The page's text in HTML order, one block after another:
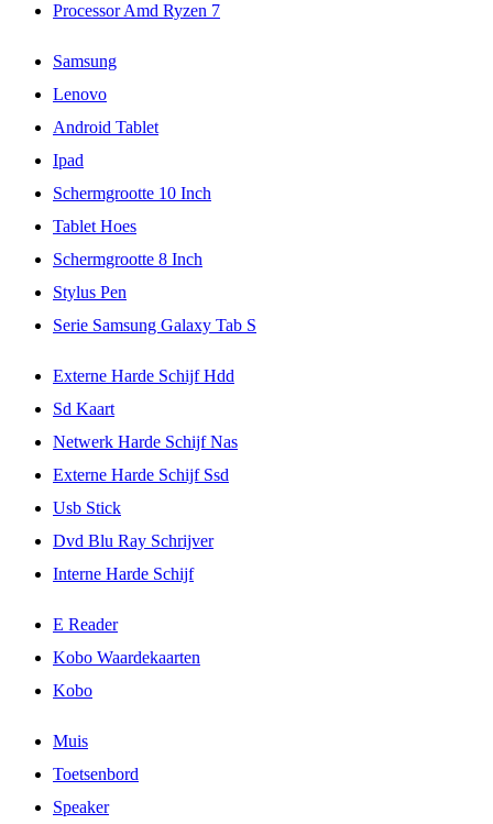
Processor Amd Ryzen 7
Samsung
Lenovo
Android Tablet
Ipad
Schermgrootte 10 Inch
Tablet Hoes
Schermgrootte 8 Inch
Stylus Pen
Serie Samsung Galaxy Tab S
Externe Harde Schijf Hdd
Sd Kaart
Netwerk Harde Schijf Nas
Externe Harde Schijf Ssd
Usb Stick
Dvd Blu Ray Schrijver
Interne Harde Schijf
E Reader
Kobo Waardekaarten
Kobo
Muis
Toetsenbord
Speaker